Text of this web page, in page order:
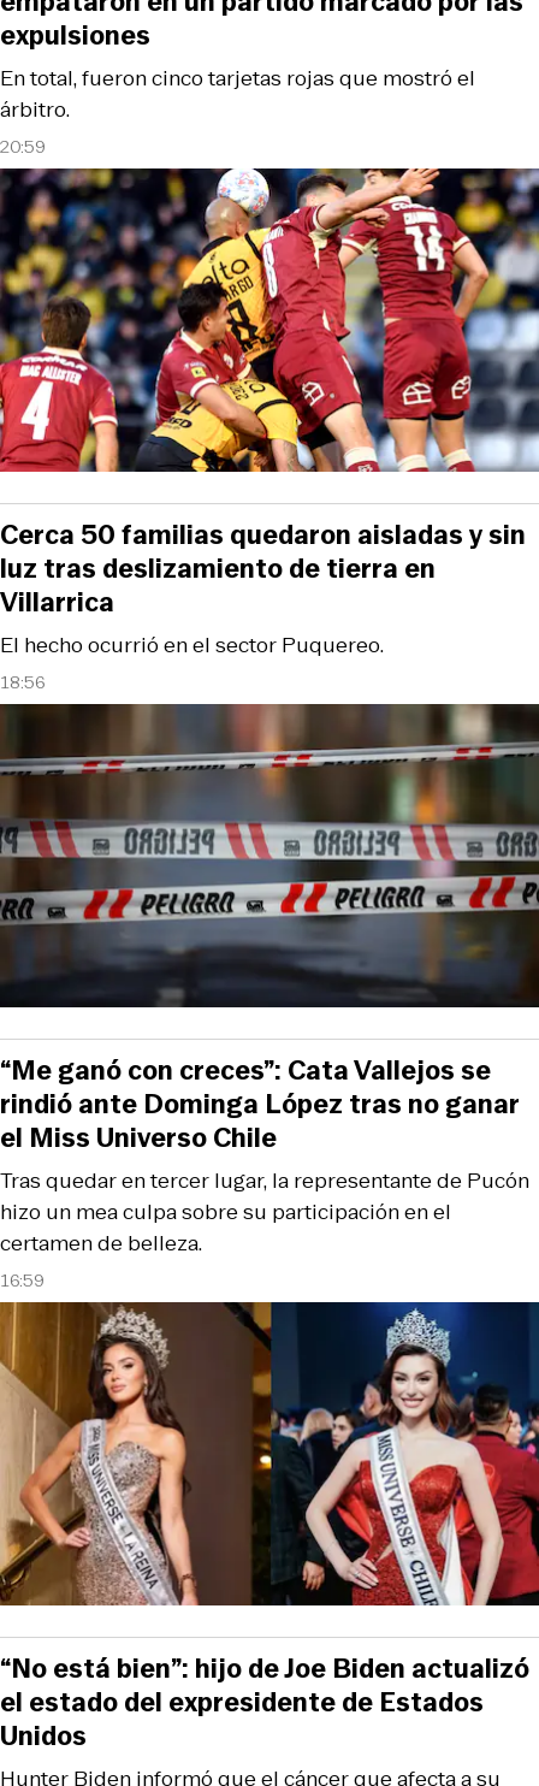
20:59
En total, fueron cinco tarjetas rojas que mostró el
árbitro.
expulsiones
18:56
El hecho ocurrió en el sector Puquereo.
Cerca 50 familias quedaron aisladas y sin
luz tras deslizamiento de tierra en
Villarrica
16:59
Tras quedar en tercer lugar, la representante de Pucón
hizo un mea culpa sobre su participación en el
certamen de belleza.
“Me ganó con creces”: Cata Vallejos se
rindió ante Dominga López tras no ganar
el Miss Universo Chile
Hunter Biden informó que el cáncer que afecta a su
“No está bien”: hijo de Joe Biden actualizó
el estado del expresidente de Estados
Unidos